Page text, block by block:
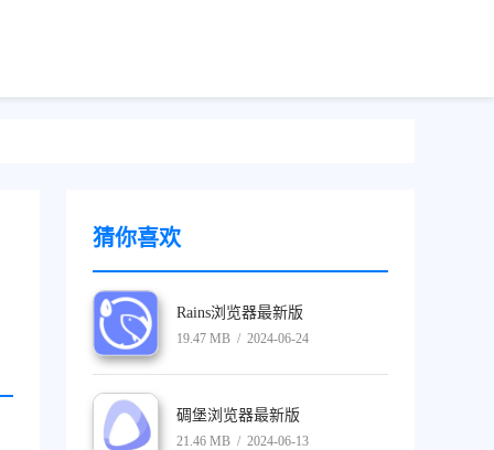
猜你喜欢
Rains浏览器最新版
19.47 MB / 2024-06-24
碉堡浏览器最新版
21.46 MB / 2024-06-13